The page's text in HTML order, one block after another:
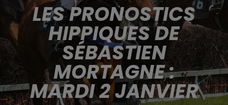
LES PRONOSTICS
HIPPIQUES DE
SÉBASTIEN
MORTAGNE :
MARDI 2 JANVIER